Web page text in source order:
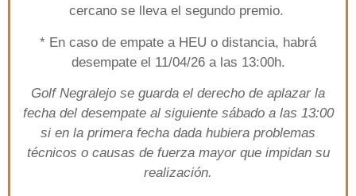
cercano se lleva el segundo premio.
* En caso de empate a HEU o distancia, habrá
desempate el 11/04/26 a las 13:00h.
Golf Negralejo se guarda el derecho de aplazar la
fecha del desempate al siguiente sábado a las 13:00
si en la primera fecha dada hubiera problemas
técnicos o causas de fuerza mayor que impidan su
realización.